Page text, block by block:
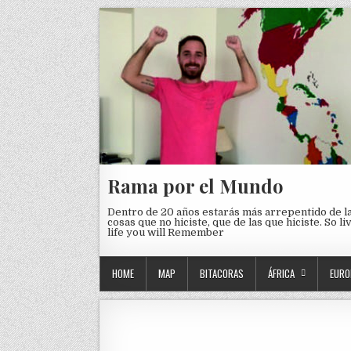
Skip to content
Rama por el Mundo
Dentro de 20 años estarás más arrepentido de
cosas que no hiciste, que de las que hiciste. So
life you will Remember
HOME MAP BITACORAS ÁFRICA